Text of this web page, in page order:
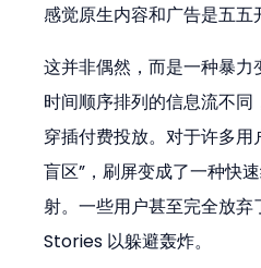
感觉原生内容和广告是五五
这并非偶然，而是一种暴
时间顺序排列的信息流不
穿插付费投放。对于许多用
盲区”，刷屏变成了一种快
射。一些用户甚至完全放弃
Stories 以躲避轰炸。